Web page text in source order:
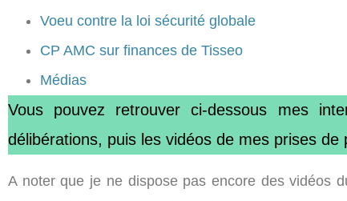
Voeu contre la loi sécurité globale
CP AMC sur finances de Tisseo
Médias
Vous pouvez retrouver ci-dessous mes
délibérations, puis les vidéos de mes prises de
A noter que je ne dispose pas encore des vidéos